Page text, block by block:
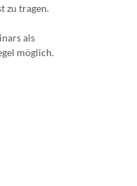
zu tragen.
als
möglich.